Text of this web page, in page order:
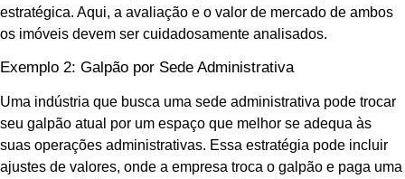
estratégica. Aqui, a avaliação e o valor de mercado de ambos
os imóveis devem ser cuidadosamente analisados.
Exemplo 2: Galpão por Sede Administrativa
Uma indústria que busca uma sede administrativa pode trocar
seu galpão atual por um espaço que melhor se adequa às
suas operações administrativas. Essa estratégia pode incluir
ajustes de valores, onde a empresa troca o galpão e paga uma